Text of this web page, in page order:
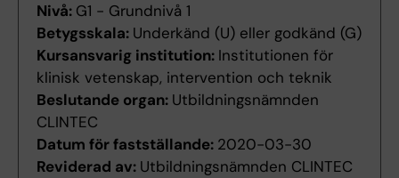
Nivå: G1 - Grundnivå 1
Betygsskala: Underkänd (U) eller godkänd (G)
Kursansvarig institution: Institutionen för
klinisk vetenskap, intervention och teknik
Beslutande organ: Utbildningsnämnden
CLINTEC
Datum för fastställande: 2020-03-30
Reviderad av: Utbildningsnämnden CLINTEC